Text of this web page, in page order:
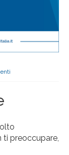
ti preoccupare,